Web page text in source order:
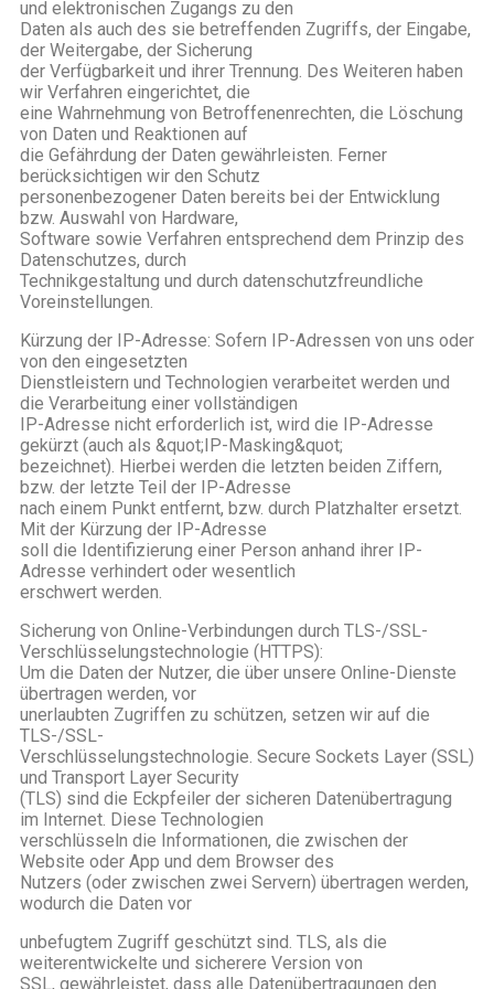
und elektronischen Zugangs zu den
Daten als auch des sie betreffenden Zugriffs, der Eingabe,
der Weitergabe, der Sicherung
der Verfügbarkeit und ihrer Trennung. Des Weiteren haben
wir Verfahren eingerichtet, die
eine Wahrnehmung von Betroffenenrechten, die Löschung
von Daten und Reaktionen auf
die Gefährdung der Daten gewährleisten. Ferner
berücksichtigen wir den Schutz
personenbezogener Daten bereits bei der Entwicklung
bzw. Auswahl von Hardware,
Software sowie Verfahren entsprechend dem Prinzip des
Datenschutzes, durch
Technikgestaltung und durch datenschutzfreundliche
Voreinstellungen.
Kürzung der IP-Adresse: Sofern IP-Adressen von uns oder
von den eingesetzten
Dienstleistern und Technologien verarbeitet werden und
die Verarbeitung einer vollständigen
IP-Adresse nicht erforderlich ist, wird die IP-Adresse
gekürzt (auch als &quot;IP-Masking&quot;
bezeichnet). Hierbei werden die letzten beiden Ziffern,
bzw. der letzte Teil der IP-Adresse
nach einem Punkt entfernt, bzw. durch Platzhalter ersetzt.
Mit der Kürzung der IP-Adresse
soll die Identifizierung einer Person anhand ihrer IP-
Adresse verhindert oder wesentlich
erschwert werden.
Sicherung von Online-Verbindungen durch TLS-/SSL-
Verschlüsselungstechnologie (HTTPS):
Um die Daten der Nutzer, die über unsere Online-Dienste
übertragen werden, vor
unerlaubten Zugriffen zu schützen, setzen wir auf die
TLS-/SSL-
Verschlüsselungstechnologie. Secure Sockets Layer (SSL)
und Transport Layer Security
(TLS) sind die Eckpfeiler der sicheren Datenübertragung
im Internet. Diese Technologien
verschlüsseln die Informationen, die zwischen der
Website oder App und dem Browser des
Nutzers (oder zwischen zwei Servern) übertragen werden,
wodurch die Daten vor
unbefugtem Zugriff geschützt sind. TLS, als die
weiterentwickelte und sicherere Version von
SSL, gewährleistet, dass alle Datenübertragungen den